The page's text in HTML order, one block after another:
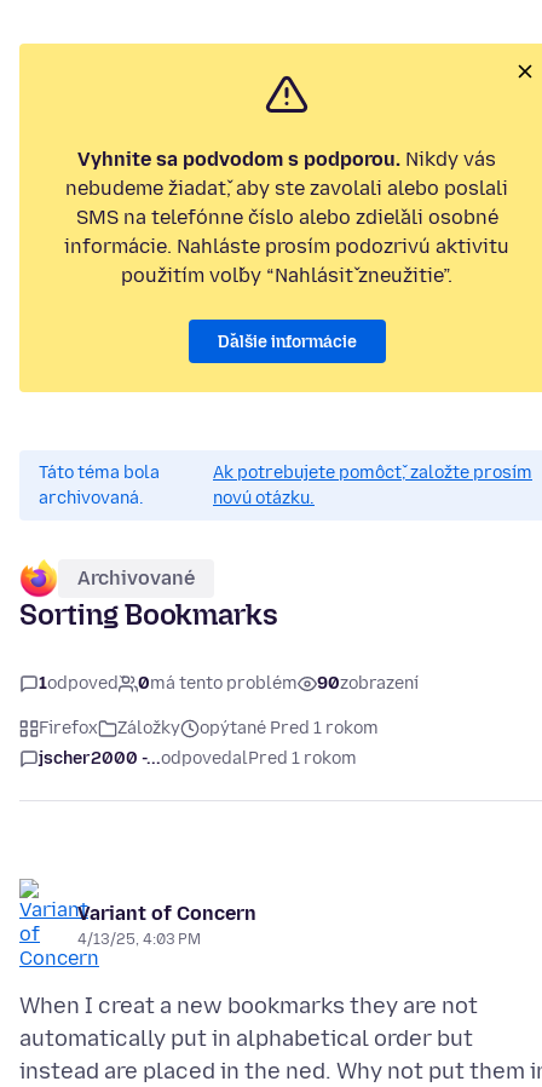
Vyhnite sa podvodom s podporou. Nikdy vás
nebudeme žiadať, aby ste zavolali alebo poslali
SMS na telefónne číslo alebo zdieľali osobné
informácie. Nahláste prosím podozrivú aktivitu
použitím voľby “Nahlásiť zneužitie”.
Ďalšie informácie
Táto téma bola
archivovaná.
Ak potrebujete pomôcť, založte prosím
novú otázku.
Archivované
Sorting Bookmarks
1odpoveď 0má tento problém 90zobrazení
Firefox Záložky
opýtané Pred 1 rokom
jscher2000 -...odpovedalPred 1 rokom
Variant of Concern
4/13/25, 4:03 PM
When I creat a new bookmarks they are not
automatically put in alphabetical order but
instead are placed in the ned. Why not put them